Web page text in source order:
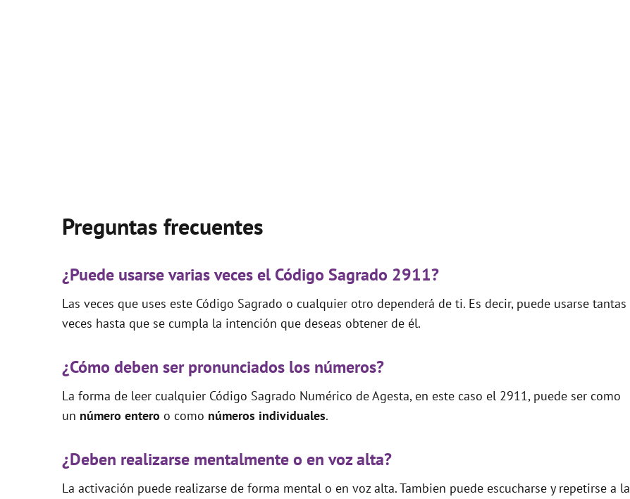
Preguntas frecuentes
¿Puede usarse varias veces el Código Sagrado 2911?
Las veces que uses este Código Sagrado o cualquier otro dependerá de ti. Es decir, puede usarse tantas
veces hasta que se cumpla la intención que deseas obtener de él.
¿Cómo deben ser pronunciados los números?
La forma de leer cualquier Código Sagrado Numérico de Agesta, en este caso el 2911, puede ser como
un número entero o como números individuales.
¿Deben realizarse mentalmente o en voz alta?
La activación puede realizarse de forma mental o en voz alta. Tambien puede escucharse y repetirse a la